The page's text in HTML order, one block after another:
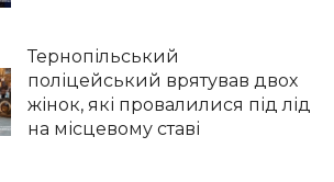
Тернопільський
поліцейський врятував двох
жінок, які провалилися під лід
на місцевому ставі